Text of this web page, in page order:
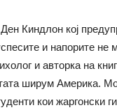
Киндлон кој
и напорите не
и авторка на
ширум Америка.
кои жаргонски